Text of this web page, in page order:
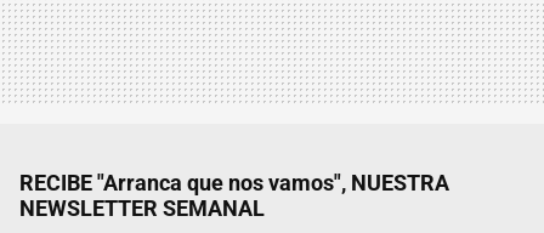
RECIBE "Arranca que nos vamos", NUESTRA
NEWSLETTER SEMANAL